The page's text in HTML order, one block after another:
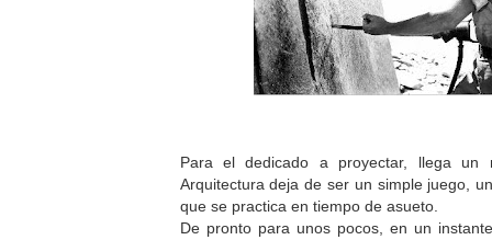
Para el dedicado a proyectar, llega un
Arquitectura deja de ser un simple juego,
que se practica en tiempo de asueto.
De pronto para unos pocos, en un